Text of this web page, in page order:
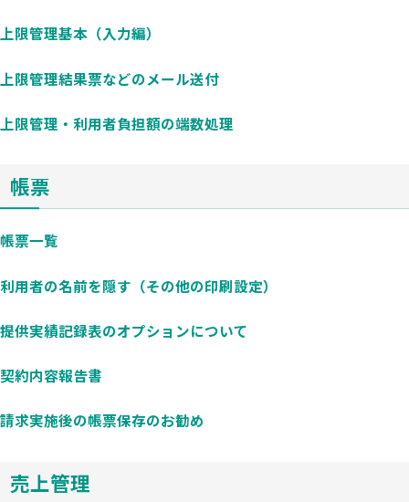
上限管理基本（入力編）
上限管理結果票などのメール送付
上限管理・利用者負担額の端数処理
帳票
帳票一覧
利用者の名前を隠す（その他の印刷設定）
提供実績記録表のオプションについて
契約内容報告書
請求実施後の帳票保存のお勧め
売上管理